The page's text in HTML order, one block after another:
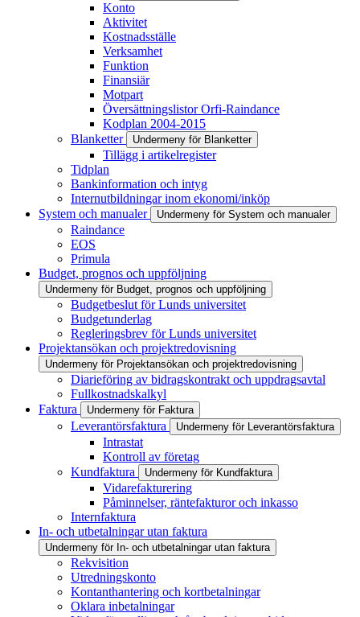
Konto
Aktivitet
Kostnadsställe
Verksamhet
Funktion
Finansiär
Motpart
Översättningslistor Orfi-Raindance
Kodplan 2004-2015
Blanketter
Undermeny för Blanketter
Tillägg i artikelregister
Tidplan
Bankinformation och intyg
Internutbildningar inom ekonomi/inköp
System och manualer
Undermeny för System och manualer
Raindance
EOS
Primula
Budget, prognos och uppföljning
Undermeny för Budget, prognos och uppföljning
Budgetbeslut för Lunds universitet
Budgetunderlag
Regleringsbrev för Lunds universitet
Projektansökan och projektredovisning
Undermeny för Projektansökan och projektredovisning
Diarieföring av bidragskontrakt och uppdragsavtal
Fullkostnadskalkyl
Faktura
Undermeny för Faktura
Leverantörsfaktura Undermeny för Leverantörsfaktura
Intrastat
Kontroll av företag
Kundfaktura
Undermeny för Kundfaktura
Vidarefakturering
Påminnelser, räntefakturor och inkasso
Internfaktura
In- och utbetalningar utan faktura
Undermeny för In- och utbetalningar utan faktura
Rekvisition
Utredningskonto
Kontanthantering och kortbetalningar
Oklara inbetalningar